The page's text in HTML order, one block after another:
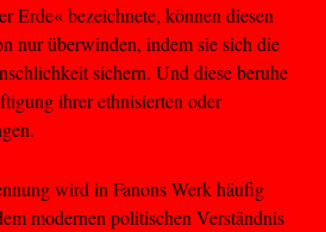
Erde« bezeichnete, können diesen
nur überwinden, indem sie sich die
sichern. Und diese beruhe
ihrer ethnisierten oder
wird in Fanons Werk häufig
modernen politischen Verständnis